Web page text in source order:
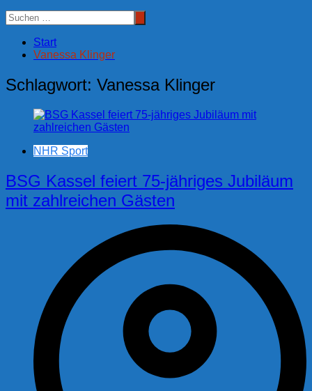
Start
Vanessa Klinger
Schlagwort: Vanessa Klinger
NHR Sport
BSG Kassel feiert 75-jähriges Jubiläum
mit zahlreichen Gästen